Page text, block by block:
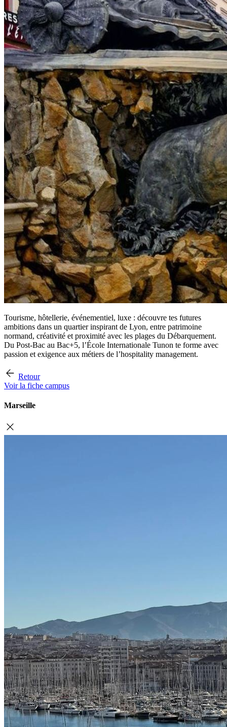
Tourisme, hôtellerie, événementiel, luxe : découvre tes futures
ambitions dans un quartier inspirant de Lyon, entre patrimoine
normand, créativité et proximité avec les plages du Débarquement.
Du Post-Bac au Bac+5, l’École Internationale Tunon te forme avec
passion et exigence aux métiers de l’hospitality management.
Retour
Voir la fiche campus
Marseille